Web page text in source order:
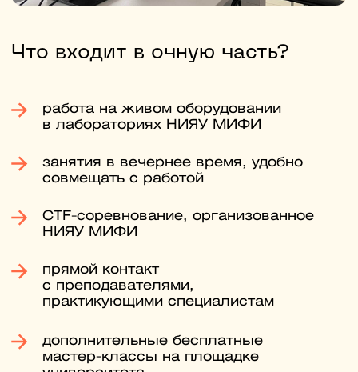
Второй шаг
Третий шаг
Подайте документы онлайн
испытания
Документы можно подать через
чтобы избежать ошибок при подаче.
Сдайте письменный экзамен,
ответив на общие и профильные
С 20 июня до 24 августа
До 25 августа